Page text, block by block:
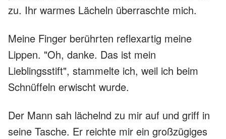
zu. Ihr warmes Lächeln überraschte mich.
Meine Finger berührten reflexartig meine
Lippen. "Oh, danke. Das ist mein
Lieblingsstift", stammelte ich, weil ich beim
Schnüffeln erwischt wurde.
Der Mann sah lächelnd zu mir auf und griff in
seine Tasche. Er reichte mir ein großzügiges